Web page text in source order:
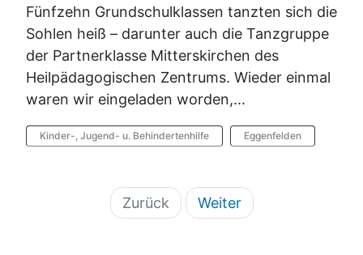
Fünfzehn Grundschulklassen tanzten sich die
Sohlen heiß – darunter auch die Tanzgruppe
der Partnerklasse Mitterskirchen des
Heilpädagogischen Zentrums. Wieder einmal
waren wir eingeladen worden,...
Kinder-, Jugend- u. Behindertenhilfe Eggenfelden
Zurück Weiter